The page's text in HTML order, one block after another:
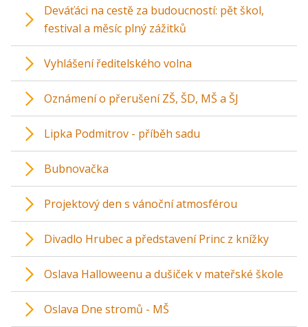
Deváťáci na cestě za budoucností: pět škol,
festival a měsíc plný zážitků
Vyhlášení ředitelského volna
Oznámení o přerušení ZŠ, ŠD, MŠ a ŠJ
Lipka Podmitrov - příběh sadu
Bubnovačka
Projektový den s vánoční atmosférou
Divadlo Hrubec a představení Princ z knížky
Oslava Halloweenu a dušiček v mateřské škole
Oslava Dne stromů - MŠ